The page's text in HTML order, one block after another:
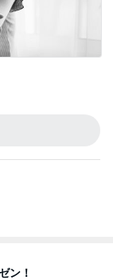
ン！